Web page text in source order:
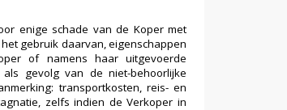
enige schade van de Koper met
gebruik daarvan, eigenschappen
of namens haar uitgevoerde
gevolg van de niet-behoorlijke
transportkosten, reis- en
zelfs indien de Verkoper in